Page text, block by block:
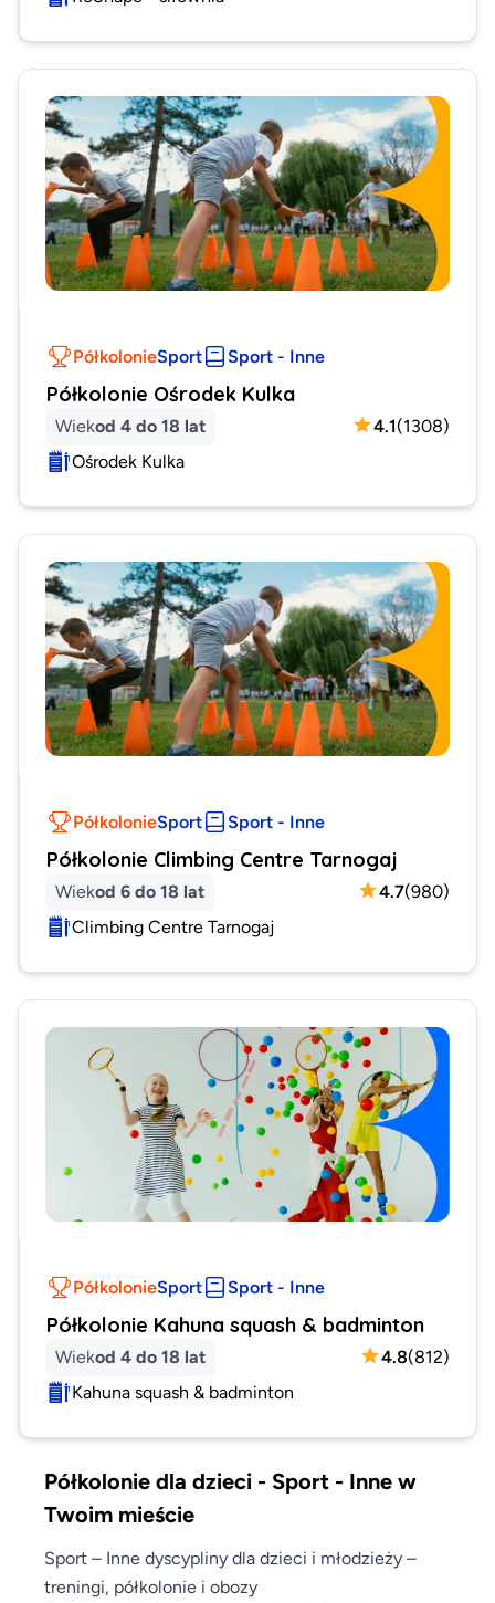
PółkolonieSport Sport - Inne
Półkolonie Ośrodek Kulka
Wiekod 4 do 18 lat 4.1(1308)
Ośrodek Kulka
PółkolonieSport Sport - Inne
Półkolonie Climbing Centre Tarnogaj
Wiekod 6 do 18 lat 4.7(980)
Climbing Centre Tarnogaj
PółkolonieSport Sport - Inne
Półkolonie Kahuna squash & badminton
Wiekod 4 do 18 lat 4.8(812)
Kahuna squash & badminton
Półkolonie dla dzieci - Sport - Inne w
Twoim mieście
Sport – Inne dyscypliny dla dzieci i młodzieży –
treningi, półkolonie i obozy